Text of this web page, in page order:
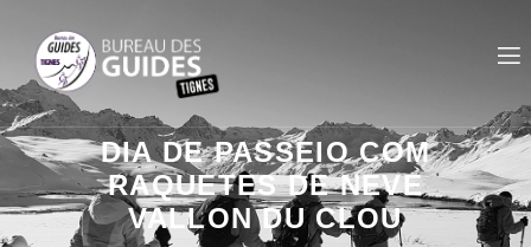
DIA DE PASSEIO COM
RAQUETES DE NEVE
VALLON DU CLOU